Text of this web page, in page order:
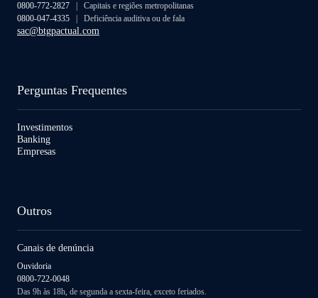
0800-772-2827
| Capitais e regiões metropolitanas
0800-047-4335
| Deficiência auditiva ou de fala
sac@btgpactual.com
Perguntas Frequentes
Investimentos
Banking
Empresas
Outros
Canais de denúncia
Ouvidoria
0800-722-0048
Das 9h às 18h, de segunda a sexta-feira, exceto feriados.